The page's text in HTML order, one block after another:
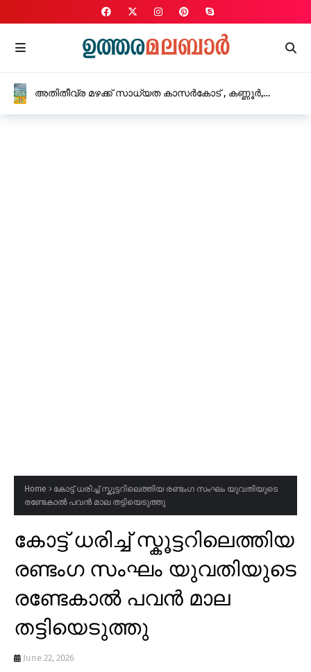
അതിതീവ്ര മഴക്ക് സാധ്യത കാസർകോട് , കണ്ണൂർ,
പ്രഖ്യാപിച്ചു
Home
കോട്ട് ധരിച്ച് സ്കൂട്ടറിലെത്തിയ രണ്ടംഗ സംഘം യുവതിയുടെ
രണ്ടേകാൽ പവൻ മാല തട്ടിയെടുത്തു
കോട്ട് ധരിച്ച് സ്കൂട്ടറിലെത്തിയ
രണ്ടംഗ സംഘം യുവതിയുടെ
രണ്ടേകാൽ പവൻ മാല
തട്ടിയെടുത്തു
June 22, 2026